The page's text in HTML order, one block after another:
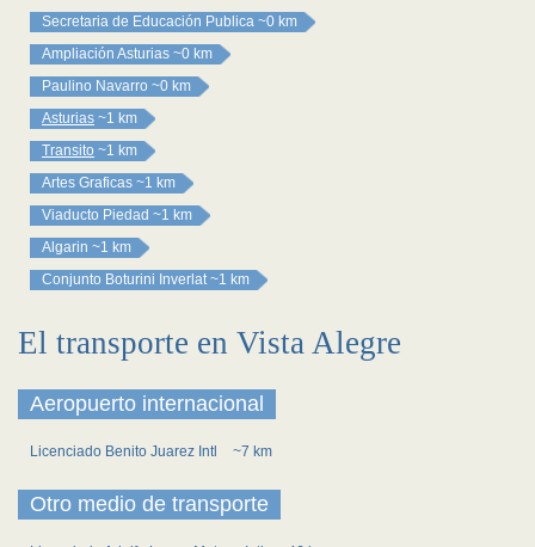
Secretaria de Educación Publica ~0 km
Ampliación Asturias ~0 km
Paulino Navarro ~0 km
Asturias ~1 km
Transito ~1 km
Artes Graficas ~1 km
Viaducto Piedad ~1 km
Algarin ~1 km
Conjunto Boturini Inverlat ~1 km
El transporte en Vista Alegre
Aeropuerto internacional
Licenciado Benito Juarez Intl ~7 km
Otro medio de transporte